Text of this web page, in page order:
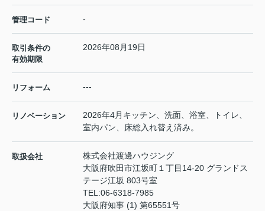
管理コード -
取引条件の
有効期限
2026年08月19日
リフォーム ---
リノベーション
2026年4月キッチン、洗面、浴室、トイレ、
室内パン、床総入れ替え済み。
取扱会社
株式会社渡邊ハウジング
大阪府吹田市江坂町１丁目14‐20 グランドス
テージ江坂 803号室
TEL:06-6318-7985
大阪府知事 (1) 第65551号